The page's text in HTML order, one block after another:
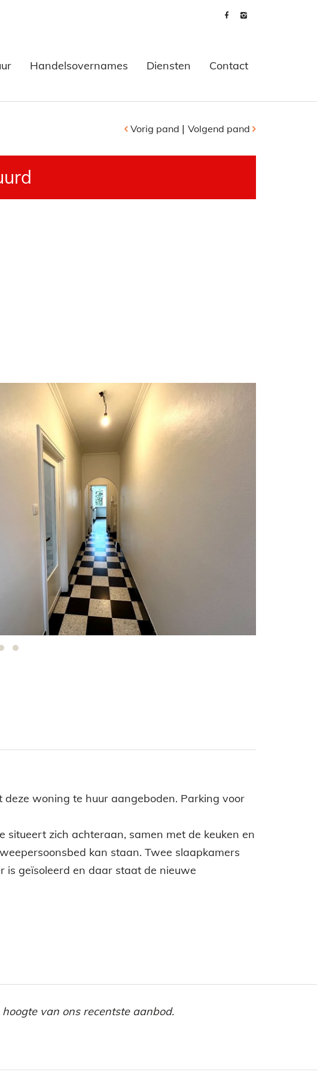
Handelsovernames Diensten Contact
Vorig pand | Volgend pand
woning te huur aangeboden. Parking voor
situeert zich achteraan, samen met de keuken en
kan staan. Twee slaapkamers
is geïsoleerd en daar staat de nieuwe
van ons recentste aanbod.